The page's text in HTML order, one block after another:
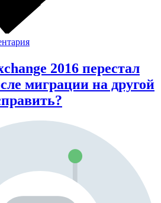
2016 перестал
миграции на другой